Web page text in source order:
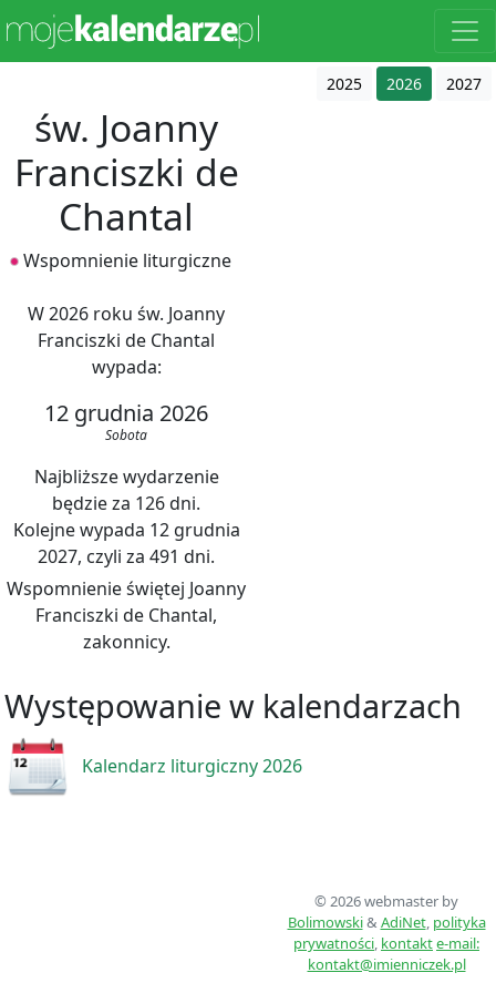
2025 2026 2027
św. Joanny
Franciszki de
Chantal
Wspomnienie liturgiczne
W 2026 roku św. Joanny
Franciszki de Chantal
wypada:
12 grudnia 2026
Sobota
Najbliższe wydarzenie
będzie za 126 dni.
Kolejne wypada 12 grudnia
2027, czyli za 491 dni.
Wspomnienie świętej Joanny
Franciszki de Chantal,
zakonnicy.
Występowanie w kalendarzach
Kalendarz liturgiczny 2026
© 2026 webmaster by
Bolimowski& AdiNet, polityka
prywatności, kontakte-mail:
kontakt@imienniczek.pl